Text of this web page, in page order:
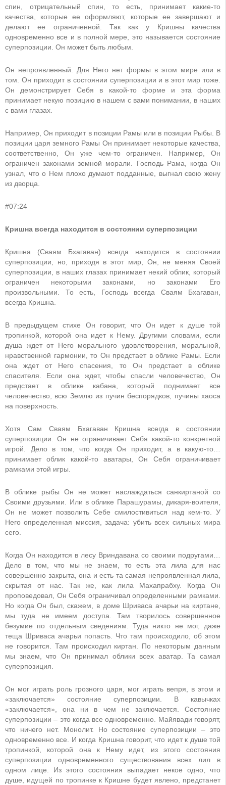
спин, отрицательный спин, то есть, принимает какие-то
качества, которые ее оформляют, которые ее завершают и
делают ее ограниченной. Так как у Кришны качества
одновременно все и в полной мере, это называется состояние
суперпозиции. Он может быть любым.
Он непроявленный. Для Него нет формы в этом мире или в
том. Он приходит в состоянии суперпозиции и в этот мир тоже.
Он демонстрирует Себя в какой-то форме и эта форма
принимает некую позицию в нашем с вами понимании, в наших
с вами глазах.
Например, Он приходит в позиции Рамы или в позиции Рыбы. В
позиции царя земного Рамы Он принимает некоторые качества,
соответственно, Он уже чем-то ограничен. Например, Он
ограничен законами земной морали. Господь Рама, когда Он
узнал, что о Нем плохо думают подданные, выгнал свою жену
из дворца.
#07:24
Кришна всегда находится в состоянии суперпозиции
Кришна (Сваям Бхагаван) всегда находится в состоянии
суперпозиции, но, приходя в этот мир, Он, не меняя Своей
суперпозиции, в наших глазах принимает некий облик, который
ограничен некоторыми законами, но законами Его
произвольными. То есть, Господь всегда Сваям Бхагаван,
всегда Кришна.
В предыдущем стихе Он говорит, что Он идет к душе той
тропинкой, которой она идет к Нему. Другими словами, если
душа ждет от Него морального удовлетворения, моральной,
нравственной гармонии, то Он предстает в облике Рамы. Если
она ждет от Него спасения, то Он предстает в облике
спасителя. Если она ждет, чтобы спасли человечество, Он
предстает в облике кабана, который поднимает все
человечество, всю Землю из пучин беспорядков, пучины хаоса
на поверхность.
Хотя Сам Сваям Бхагаван Кришна всегда в состоянии
суперпозиции. Он не ограничивает Себя какой-то конкретной
игрой. Дело в том, что когда Он приходит, а в какую-то…
принимает облик какой-то аватары, Он Себя ограничивает
рамками этой игры.
В облике рыбы Он не может наслаждаться санкиртаной со
Своими друзьями. Или в облике Парашурамы, дикаря-воителя,
Он не может позволить Себе смилостивиться над кем-то. У
Него определенная миссия, задача: убить всех сильных мира
сего.
Когда Он находится в лесу Вриндавана со своими подругами…
Дело в том, что мы не знаем, то есть эта лила для нас
совершенно закрыта, она и есть та самая непроявленная лила,
скрытая от нас. Так же, как лила Махапрабху. Когда Он
проповедовал, Он Себя ограничивал определенными рамками.
Но когда Он был, скажем, в доме Шриваса ачарьи на киртане,
мы туда не имеем доступа. Там творилось совершенное
безумие по отдельным сведениям. Туда никто не мог, даже
теща Шриваса ачарьи попасть. Что там происходило, об этом
не говорится. Там происходил киртан. По некоторым данным
мы знаем, что Он принимал облики всех аватар. Та самая
суперпозиция.
Он мог играть роль грозного царя, мог играть вепря, в этом и
«заключается» состояние суперпозиции. В кавычках
«заключается», она ни в чем не заключается. Состояние
суперпозиции – это когда все одновременно. Майявади говорят,
что ничего нет. Монолит. Но состояние суперпозиции – это
одновременно все. И когда Кришна говорит, что идет к душе той
тропинкой, которой она к Нему идет, из этого состояния
суперпозиции одновременного существования всех лил в
одном лице. Из этого состояния выпадает некое одно, что
душе, идущей по тропинке к Кришне будет явлено, предстанет